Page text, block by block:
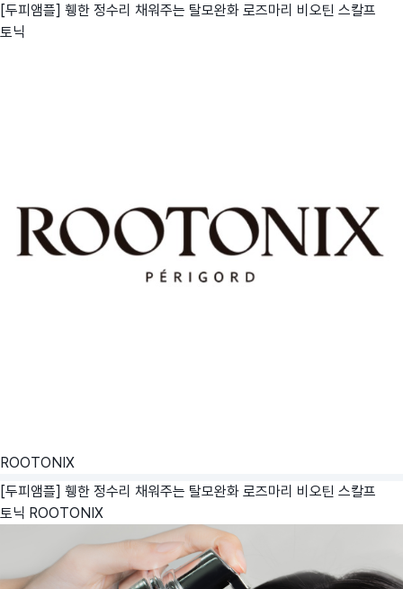
[두피앰플] 휑한 정수리 채워주는 탈모완화 로즈마리 비오틴 스칼프
토닉
ROOTONIX
[두피앰플] 휑한 정수리 채워주는 탈모완화 로즈마리 비오틴 스칼프
토닉 ROOTONIX